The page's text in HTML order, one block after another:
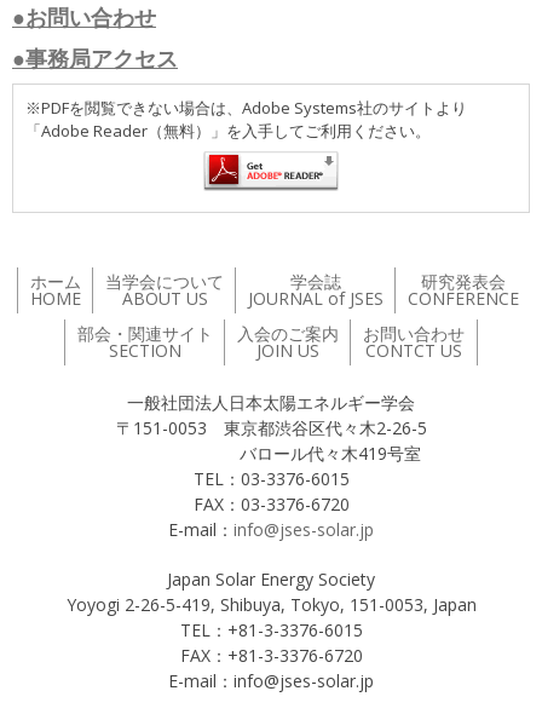
●お問い合わせ
●事務局アクセス
※PDFを閲覧できない場合は、Adobe Systems社のサイトより
「Adobe Reader（無料）」を入手してご利用ください。
ホーム
HOME
当学会について
ABOUT US
学会誌
JOURNAL of JSES
研究発表会
CONFERENCE
部会・関連サイト
SECTION
入会のご案内
JOIN US
お問い合わせ
CONTCT US
一般社団法人日本太陽エネルギー学会
〒151-0053 東京都渋谷区代々木2-26-5
バロール代々木419号室
TEL：03-3376-6015
FAX：03-3376-6720
E-mail： info@jses-solar.jp
Japan Solar Energy Society
Yoyogi 2-26-5-419, Shibuya, Tokyo, 151-0053, Japan
TEL：+81-3-3376-6015
FAX：+81-3-3376-6720
E-mail：info@jses-solar.jp